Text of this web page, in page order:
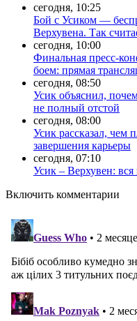
сегодня, 10:25
Бой с Усиком —
Верхувена. Так
сегодня, 10:00
Финальная пресс-
боем: прямая
сегодня, 08:50
Усик объяснил,
не полный отстой
сегодня, 08:00
Усик рассказал, чем
завершения карьеры
сегодня, 07:10
Усик – Верхувен:
Включить комментарии